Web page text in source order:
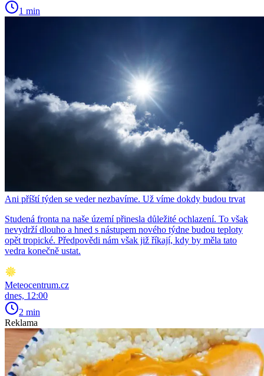
1 min
Ani příští týden se veder nezbavíme. Už víme dokdy budou trvat
Studená fronta na naše území přinesla důležité ochlazení. To však
nevydrží dlouho a hned s nástupem nového týdne budou teploty
opět tropické. Předpovědi nám však již říkají, kdy by měla tato
vedra konečně ustat.
Meteocentrum.cz
dnes, 12:00
2 min
Reklama